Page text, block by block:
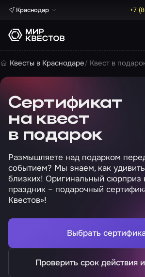
Краснодар +7
Квесты в Краснодаре Квест в
Сертификат
на квест
в подарок
Размышляете над подарком
событием? Мы знаем, как
близких! Оригинальный сюрприз
праздник – подарочный
Квестов»!
Выбрать
Проверить срок действия